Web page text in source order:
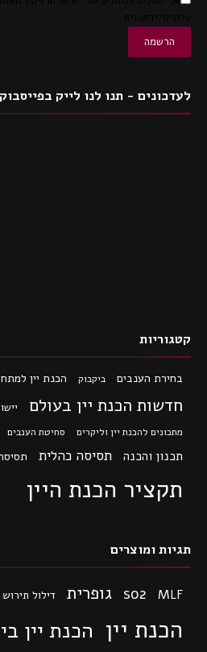
לעדכונים - תנו לנו לייק בפייסבוק
קטגוריות
בחירת הענבים ביקבוק הכנת יין
חדשות הכנת יין בעולם
מתכונים להכנת יין וליקרים סחיטת הענבים
תכנון והכנה תסיסה כהלית
תקציר הכנת היין
תגיות ומוצרים
MLF
so2 גופרית דילול תירוש
הכנת יין הכנת יין